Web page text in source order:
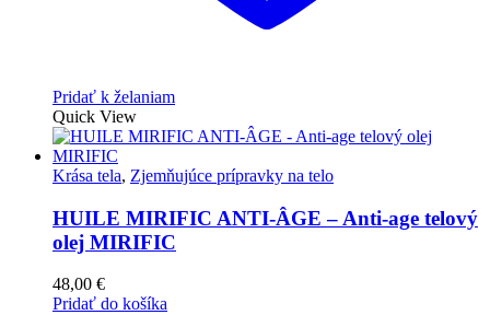
Pridať k želaniam
Quick View
Krása tela, Zjemňujúce prípravky na telo
HUILE MIRIFIC ANTI-ÂGE – Anti-age telový
olej MIRIFIC
48,00 €
Pridať do košíka